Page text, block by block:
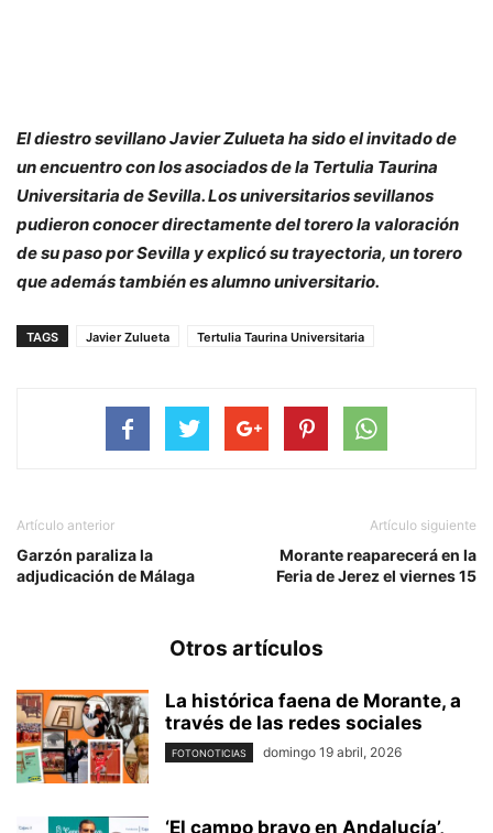
El diestro sevillano Javier Zulueta ha sido el invitado de
un encuentro con los asociados de la Tertulia Taurina
Universitaria de Sevilla. Los universitarios sevillanos
pudieron conocer directamente del torero la valoración
de su paso por Sevilla y explicó su trayectoria, un torero
que además también es alumno universitario.
TAGS Javier Zulueta Tertulia Taurina Universitaria
Artículo anterior
Garzón paraliza la
adjudicación de Málaga
Artículo siguiente
Morante reaparecerá en la
Feria de Jerez el viernes 15
Otros artículos
La histórica faena de Morante, a
través de las redes sociales
FOTONOTICIAS domingo 19 abril, 2026
‘El campo bravo en Andalucía’,